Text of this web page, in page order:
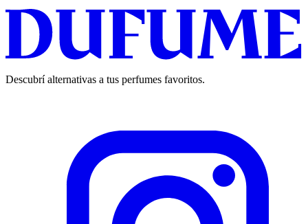
Descubrí alternativas a tus perfumes favoritos.